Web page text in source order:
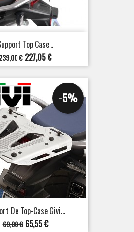
Top Case...
€ Prix
227,05 €
De Top-Case Givi...
Prix
69,00 €
-5%
Prix
65,55 €